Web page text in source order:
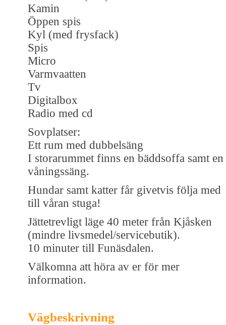
Kamin
Öppen spis
Kyl (med frysfack)
Spis
Micro
Varmvaatten
Tv
Digitalbox
Radio med cd
Sovplatser:
Ett rum med dubbelsäng
I storarummet finns en bäddsoffa samt en
våningssäng.
Hundar samt katter får givetvis följa med
till våran stuga!
Jättetrevligt läge 40 meter från Kjåsken
(mindre livsmedel/servicebutik).
10 minuter till Funäsdalen.
Välkomna att höra av er för mer
information.
Vägbeskrivning